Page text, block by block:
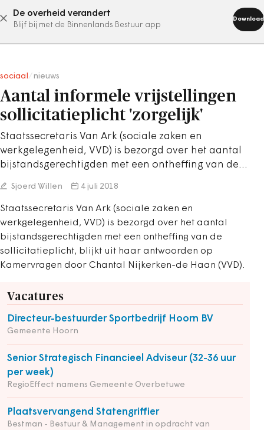
De overheid verandert
Blijf bij met de Binnenlands Bestuur app
Download
abonneer nu
sociaal nieuws
Aantal informele vrijstellingen
sollicitatieplicht 'zorgelijk'
Staatssecretaris Van Ark (sociale zaken en
werkgelegenheid, VVD) is bezorgd over het aantal
bijstandsgerechtigden met een ontheffing van de…
Sjoerd Willen 4 juli 2018
Staatssecretaris Van Ark (sociale zaken en
werkgelegenheid, VVD) is bezorgd over het aantal
bijstandsgerechtigden met een ontheffing van de
sollicitatieplicht, blijkt uit haar antwoorden op
Kamervragen door Chantal Nijkerken-de Haan (VVD).
Vacatures
Directeur-bestuurder Sportbedrijf Hoorn BV
Gemeente Hoorn
Senior Strategisch Financieel Adviseur (32-36 uur
per week)
RegioEffect namens Gemeente Overbetuwe
Plaatsvervangend Statengriffier
Bestman - Bestuur & Management in opdracht van